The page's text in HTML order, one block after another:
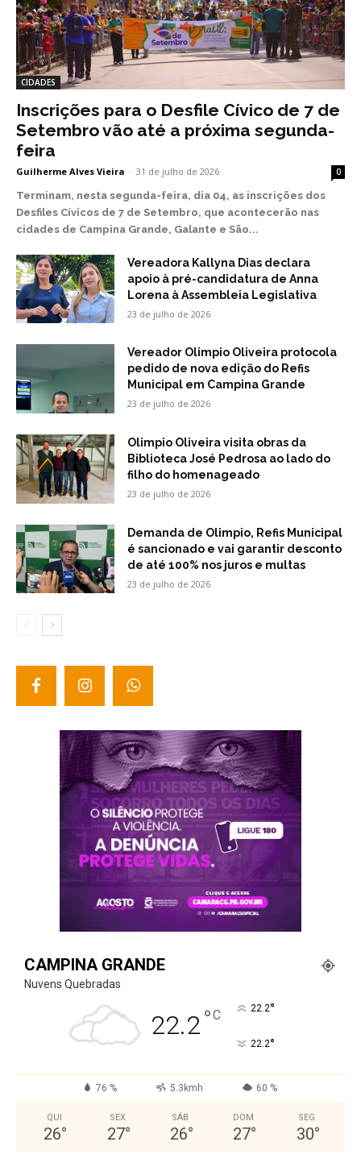
CIDADES
Inscrições para o Desfile Cívico de 7 de
Setembro vão até a próxima segunda-
feira
Guilherme Alves Vieira - 31 de julho de 2026 0
Terminam, nesta segunda-feira, dia 04, as inscrições dos
Desfiles Cívicos de 7 de Setembro, que acontecerão nas
cidades de Campina Grande, Galante e São...
Vereadora Kallyna Dias declara
apoio à pré-candidatura de Anna
Lorena à Assembleia Legislativa
23 de julho de 2026
Vereador Olimpio Oliveira protocola
pedido de nova edição do Refis
Municipal em Campina Grande
23 de julho de 2026
Olimpio Oliveira visita obras da
Biblioteca José Pedrosa ao lado do
filho do homenageado
23 de julho de 2026
Demanda de Olimpio, Refis Municipal
é sancionado e vai garantir desconto
de até 100% nos juros e multas
23 de julho de 2026
CAMPINA GRANDE
Nuvens Quebradas
22.2°C 22.2°
22.2°
76 % 5.3kmh 60 %
QUI
26°
SEX
27°
SÁB
26°
DOM
27°
SEG
30°